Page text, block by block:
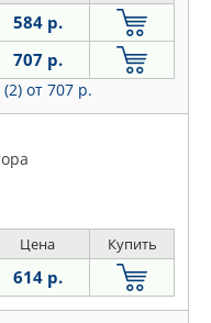
584 р.
707 р.
от 707 р.
Цена Купить
614 р.